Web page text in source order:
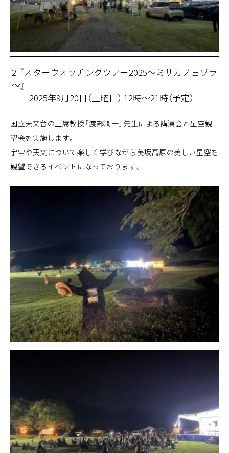
2 『スターウォッチングツアー2025～ミサカノヨゾラ
～』
2025年9月20日（土曜日） 12時～21時（予定）
国立天文台の上席教授「渡部潤一」先生による講演会と星空観
望会を実施します。
宇宙や天文について楽しく学びながら美坂高原の美しい星空を
観望できるイベントになっております。